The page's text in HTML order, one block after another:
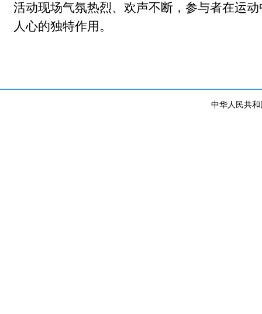
活动现场气氛热烈、欢声不断，参与者在运
人心的独特作用。
中华人民共